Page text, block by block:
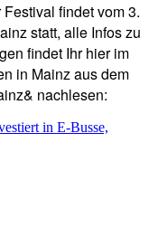
findet vom 3.
statt, alle Infos zu
findet Ihr hier im
in Mainz aus dem
nachlesen:
in E-Busse,